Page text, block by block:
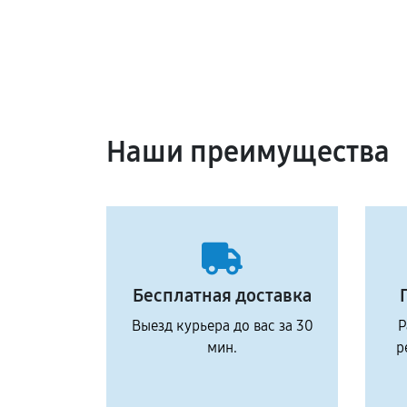
Наши преимущества
Бесплатная доставка
Выезд курьера до вас за 30
мин.